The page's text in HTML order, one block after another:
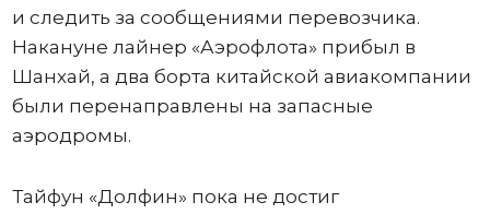
и следить за сообщениями перевозчика.
Накануне лайнер «Аэрофлота» прибыл в
Шанхай, а два борта китайской авиакомпании
были перенаправлены на запасные
аэродромы.
Тайфун «Долфин» пока не достиг